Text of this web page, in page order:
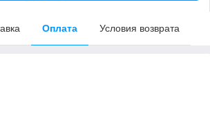
Оплата Условия возврата